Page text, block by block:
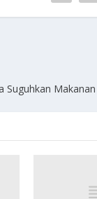
Suguhkan Makanan